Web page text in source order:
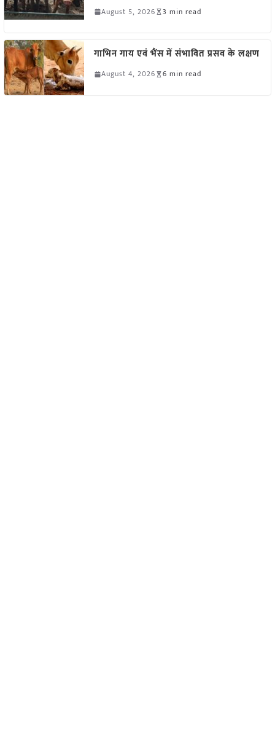
August 5, 2026 3 min read
गाभिन गाय एवं भैंस में संभावित प्रसव के लक्षण
August 4, 2026 6 min read